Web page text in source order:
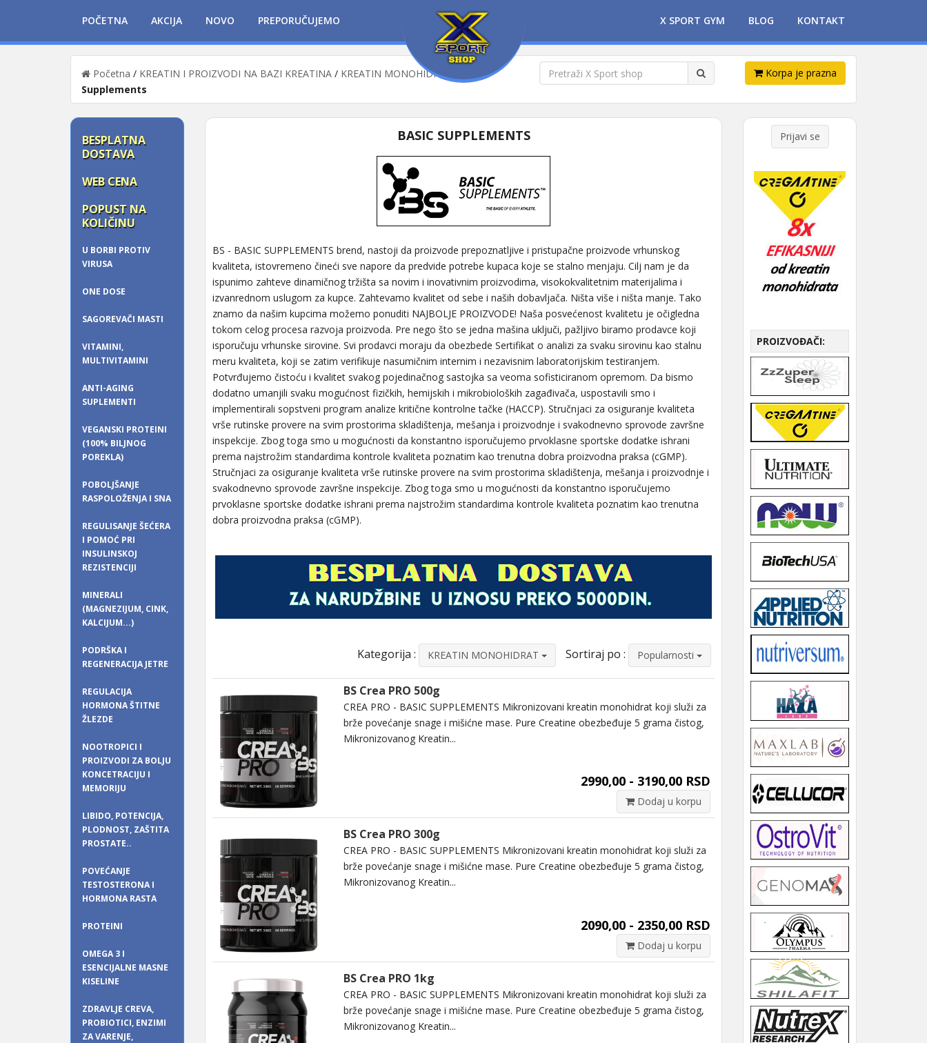
POČETNA AKCIJA NOVO PREPORUČUJEMO X SPORT GYM BLOG KONTAKT
Početna / KREATIN I PROIZVODI NA BAZI KREATINA / KREATIN MONOHIDRAT
Basic
Supplements
Korpa je prazna
BESPLATNA
DOSTAVA
WEB CENA
POPUST NA
KOLIČINU
U BORBI PROTIV
VIRUSA
ONE DOSE
SAGOREVAČI MASTI
VITAMINI,
MULTIVITAMINI
ANTI-AGING
SUPLEMENTI
VEGANSKI PROTEINI
(100% BILJNOG
POREKLA)
POBOLJŠANJE
RASPOLOŽENJA I SNA
REGULISANJE ŠEĆERA
I POMOĆ PRI
INSULINSKOJ
REZISTENCIJI
MINERALI
(MAGNEZIJUM, CINK,
KALCIJUM...)
PODRŠKA I
REGENERACIJA JETRE
REGULACIJA
HORMONA ŠTITNE
ŽLEZDE
NOOTROPICI I
PROIZVODI ZA BOLJU
KONCETRACIJU I
MEMORIJU
LIBIDO, POTENCIJA,
PLODNOST, ZAŠTITA
PROSTATE..
POVEĆANJE
TESTOSTERONA I
HORMONA RASTA
PROTEINI
OMEGA 3 I
ESENCIJALNE MASNE
KISELINE
ZDRAVLJE CREVA,
PROBIOTICI, ENZIMI
ZA VARENJE,
BASIC SUPPLEMENTS
BS - BASIC SUPPLEMENTS brend, nastoji da proizvode prepoznatljive i pristupačne proizvode vrhunskog
kvaliteta, istovremeno čineći sve napore da predvide potrebe kupaca koje se stalno menjaju. Cilj nam je da
ispunimo zahteve dinamičnog tržišta sa novim i inovativnim proizvodima, visokokvalitetnim materijalima i
izvanrednom uslugom za kupce. Zahtevamo kvalitet od sebe i naših dobavljača. Ništa više i ništa manje. Tako
znamo da našim kupcima možemo ponuditi NAJBOLJE PROIZVODE! Naša posvećenost kvalitetu je očigledna
tokom celog procesa razvoja proizvoda. Pre nego što se jedna mašina uključi, pažljivo biramo prodavce koji
isporučuju vrhunske sirovine. Svi prodavci moraju da obezbede Sertifikat o analizi za svaku sirovinu kao stalnu
meru kvaliteta, koji se zatim verifikuje nasumičnim internim i nezavisnim laboratorijskim testiranjem.
Potvrđujemo čistoću i kvalitet svakog pojedinačnog sastojka sa veoma sofisticiranom opremom. Da bismo
dodatno umanjili svaku mogućnost fizičkih, hemijskih i mikrobioloških zagađivača, uspostavili smo i
implementirali sopstveni program analize kritične kontrolne tačke (HACCP). Stručnjaci za osiguranje kvaliteta
vrše rutinske provere na svim prostorima skladištenja, mešanja i proizvodnje i svakodnevno sprovode završne
inspekcije. Zbog toga smo u mogućnosti da konstantno isporučujemo prvoklasne sportske dodatke ishrani
prema najstrožim standardima kontrole kvaliteta poznatim kao trenutna dobra proizvodna praksa (cGMP).
Stručnjaci za osiguranje kvaliteta vrše rutinske provere na svim prostorima skladištenja, mešanja i proizvodnje i
svakodnevno sprovode završne inspekcije. Zbog toga smo u mogućnosti da konstantno isporučujemo
prvoklasne sportske dodatke ishrani prema najstrožim standardima kontrole kvaliteta poznatim kao trenutna
dobra proizvodna praksa (cGMP).
Kategorija : KREATIN MONOHIDRAT Sortiraj po : Popularnosti
BS Crea PRO 500g
CREA PRO - BASIC SUPPLEMENTS Mikronizovani kreatin monohidrat koji služi za
brže povećanje snage i mišićne mase. Pure Creatine obezbeđuje 5 grama čistog,
Mikronizovanog Kreatin...
2990,00 - 3190,00 RSD
Dodaj u korpu
BS Crea PRO 300g
CREA PRO - BASIC SUPPLEMENTS Mikronizovani kreatin monohidrat koji služi za
brže povećanje snage i mišićne mase. Pure Creatine obezbeđuje 5 grama čistog,
Mikronizovanog Kreatin...
2090,00 - 2350,00 RSD
Dodaj u korpu
BS Crea PRO 1kg
CREA PRO - BASIC SUPPLEMENTS Mikronizovani kreatin monohidrat koji služi za
brže povećanje snage i mišićne mase. Pure Creatine obezbeđuje 5 grama čistog,
Mikronizovanog Kreatin...
Prijavi se
PROIZVOĐAČI: